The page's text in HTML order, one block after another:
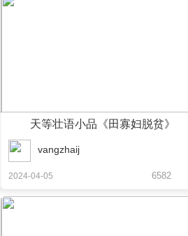
天等壮语小品《田寡妇脱贫》
vangzhaij
2024-04-05 6582